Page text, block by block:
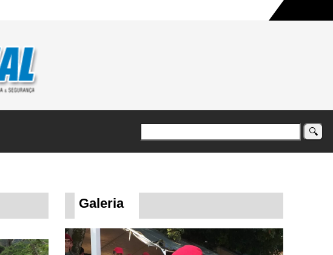
do Sul na maior campanha humanitária já registrada no país
Galeria